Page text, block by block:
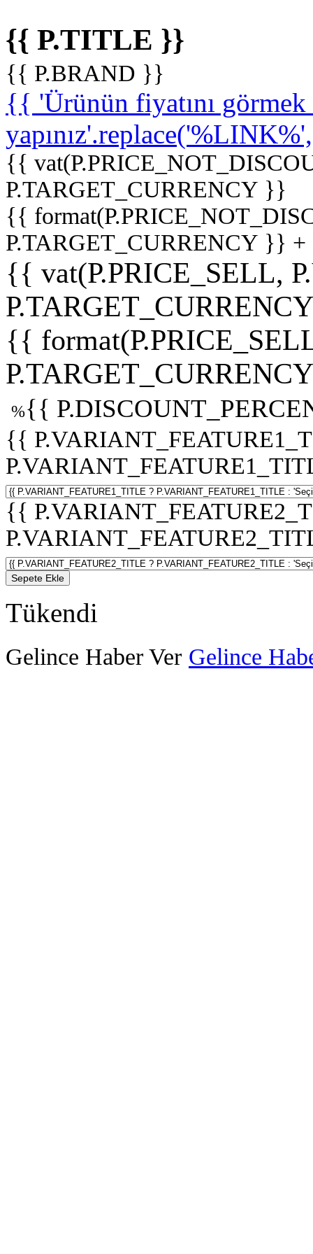
{{ P.TITLE }}
{{ P.BRAND }}
{{ 'Ürünün fiyatını
{{
P.TARGET_CURRENCY }}
{{
P.TARGET_CURRENCY }}
{{ vat(P.PRICE_SELL,
{{
%{{
{{
{{
Sepete Ekle
Tükendi
Gelince Haber Ver Gelince